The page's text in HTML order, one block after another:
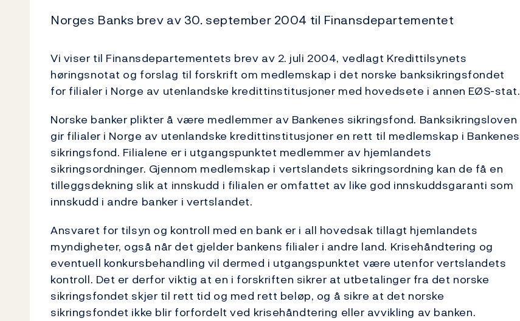
Norges Banks brev av 30. september 2004 til Finansdepartementet
Vi viser til Finansdepartementets brev av 2. juli 2004, vedlagt Kredittilsynets
høringsnotat og forslag til forskrift om medlemskap i det norske banksikringsfondet
for filialer i Norge av utenlandske kredittinstitusjoner med hovedsete i annen EØS-stat.
Norske banker plikter å være medlemmer av Bankenes sikringsfond. Banksikringsloven
gir filialer i Norge av utenlandske kredittinstitusjoner en rett til medlemskap i Bankenes
sikringsfond. Filialene er i utgangspunktet medlemmer av hjemlandets
sikringsordninger. Gjennom medlemskap i vertslandets sikringsordning kan de få en
tilleggsdekning slik at innskudd i filialen er omfattet av like god innskuddsgaranti som
innskudd i andre banker i vertslandet.
Ansvaret for tilsyn og kontroll med en bank er i all hovedsak tillagt hjemlandets
myndigheter, også når det gjelder bankens filialer i andre land. Krisehåndtering og
eventuell konkursbehandling vil dermed i utgangspunktet være utenfor vertslandets
kontroll. Det er derfor viktig at en i forskriften sikrer at utbetalinger fra det norske
sikringsfondet skjer til rett tid og med rett beløp, og å sikre at det norske
sikringsfondet ikke blir forfordelt ved krisehåndtering eller avvikling av banken.